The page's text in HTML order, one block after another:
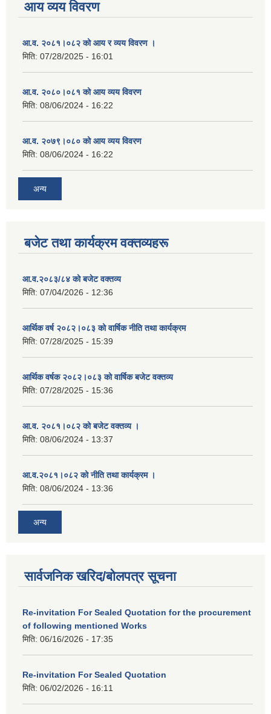
आय व्यय विवरण
आ.व. २०८१।०८२ को आय र व्यय विवरण ।
मिति: 07/28/2025 - 16:01
आ.व. २०८०।०८१ को आय व्यय विवरण
मिति: 08/06/2024 - 16:22
आ.व. २०७९।०८० को आय व्यय विवरण
मिति: 08/06/2024 - 16:22
अन्य
बजेट तथा कार्यक्रम वक्तव्यहरू
आ.व.२०८३/८४ को बजेट वक्तव्य
मिति: 07/04/2026 - 12:36
आर्थिक वर्ष २०८२।०८३ को वार्षिक नीति तथा कार्यक्रम
मिति: 07/28/2025 - 15:39
आर्थिक वर्षक २०८२।०८३ को वार्षिक बजेट वक्तव्य
मिति: 07/28/2025 - 15:36
आ.व. २०८१।०८२ को बजेट वक्तव्य ।
मिति: 08/06/2024 - 13:37
आ.व.२०८१।०८२ को नीति तथा कार्यक्रम ।
मिति: 08/06/2024 - 13:36
अन्य
सार्वजनिक खरिद/बोलपत्र सूचना
Re-invitation For Sealed Quotation for the procurement
of following mentioned Works
मिति: 06/16/2026 - 17:35
Re-invitation For Sealed Quotation
मिति: 06/02/2026 - 16:11